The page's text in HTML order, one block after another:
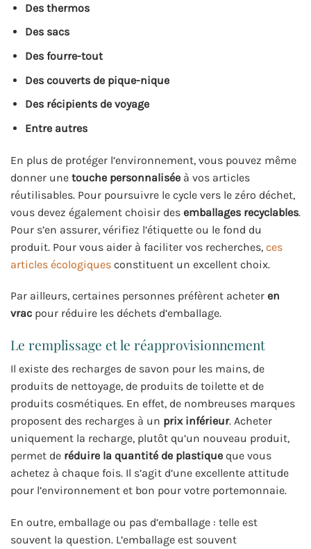
Des thermos
Des sacs
Des fourre-tout
Des couverts de pique-nique
Des récipients de voyage
Entre autres
En plus de protéger l’environnement, vous pouvez même
donner une touche personnalisée à vos articles
réutilisables. Pour poursuivre le cycle vers le zéro déchet,
vous devez également choisir des emballages recyclables.
Pour s’en assurer, vérifiez l’étiquette ou le fond du
produit. Pour vous aider à faciliter vos recherches, ces
articles écologiques constituent un excellent choix.
Par ailleurs, certaines personnes préfèrent acheter en
vrac pour réduire les déchets d’emballage.
Le remplissage et le réapprovisionnement
Il existe des recharges de savon pour les mains, de
produits de nettoyage, de produits de toilette et de
produits cosmétiques. En effet, de nombreuses marques
proposent des recharges à un prix inférieur. Acheter
uniquement la recharge, plutôt qu’un nouveau produit,
permet de réduire la quantité de plastique que vous
achetez à chaque fois. Il s’agit d’une excellente attitude
pour l’environnement et bon pour votre portemonnaie.
En outre, emballage ou pas d’emballage : telle est
souvent la question. L’emballage est souvent